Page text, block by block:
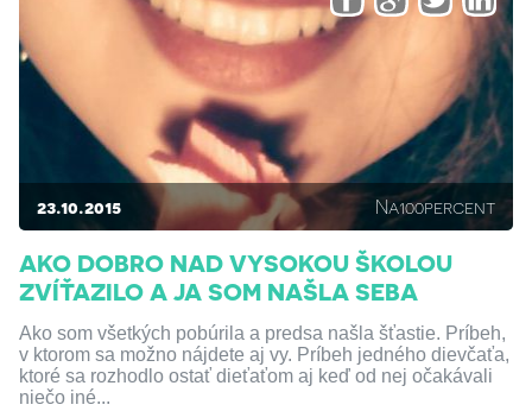
23.10.2015 Na100percent
AKO DOBRO NAD VYSOKOU ŠKOLOU
ZVÍŤAZILO A JA SOM NAŠLA SEBA
Ako som všetkých pobúrila a predsa našla šťastie. Príbeh,
v ktorom sa možno nájdete aj vy. Príbeh jedného dievčaťa,
ktoré sa rozhodlo ostať dieťaťom aj keď od nej očakávali
niečo iné...